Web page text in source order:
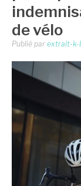
de vélo
Publié par extrait-k-